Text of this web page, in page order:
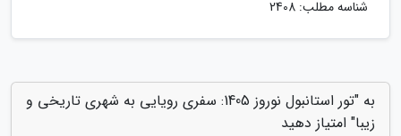
شناسه مطلب: 2408
به "تور استانبول نوروز 1405: سفری رویایی به شهری تاریخی و
زیبا" امتیاز دهید